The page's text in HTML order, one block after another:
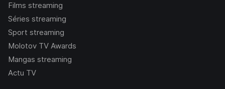
Films streaming
Séries streaming
Sport streaming
Molotov TV Awards
Mangas streaming
Actu TV